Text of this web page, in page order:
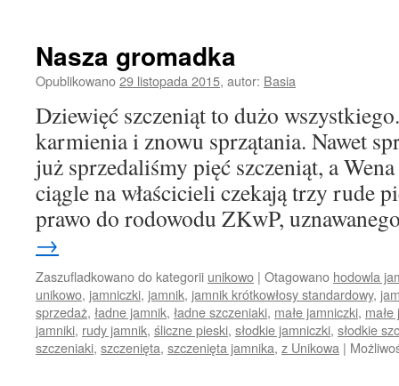
Nasza gromadka
Opublikowano29 listopada 2015, autor: Basia
Dziewięć szczeniąt to dużo
karmienia i znowu sprzątania. Nawet
już sprzedaliśmy pięć szczeniąt, a
ciągle na właścicieli czekają trzy rude
prawo do rodowodu ZKwP,
→
Zaszufladkowano do kategorii unikowo | Otagowano hodowla
unikowo, jamniczki, jamnik, jamnik krótkowłosy standardowy,
sprzedaż, ładne jamnik, ładne szczeniaki, małe jamniczki,
jamniki, rudy jamnik, śliczne pieski, słodkie jamniczki, słodkie
szczeniaki, szczenięta, szczenięta jamnika, z Unikowa |